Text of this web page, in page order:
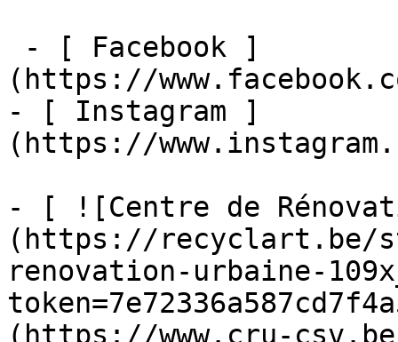
(https://
- [ Instagram ]
(https://
- [ ![Centre de
(https://recyclart.be/
renovation-urbaine-
(https://www.cru-